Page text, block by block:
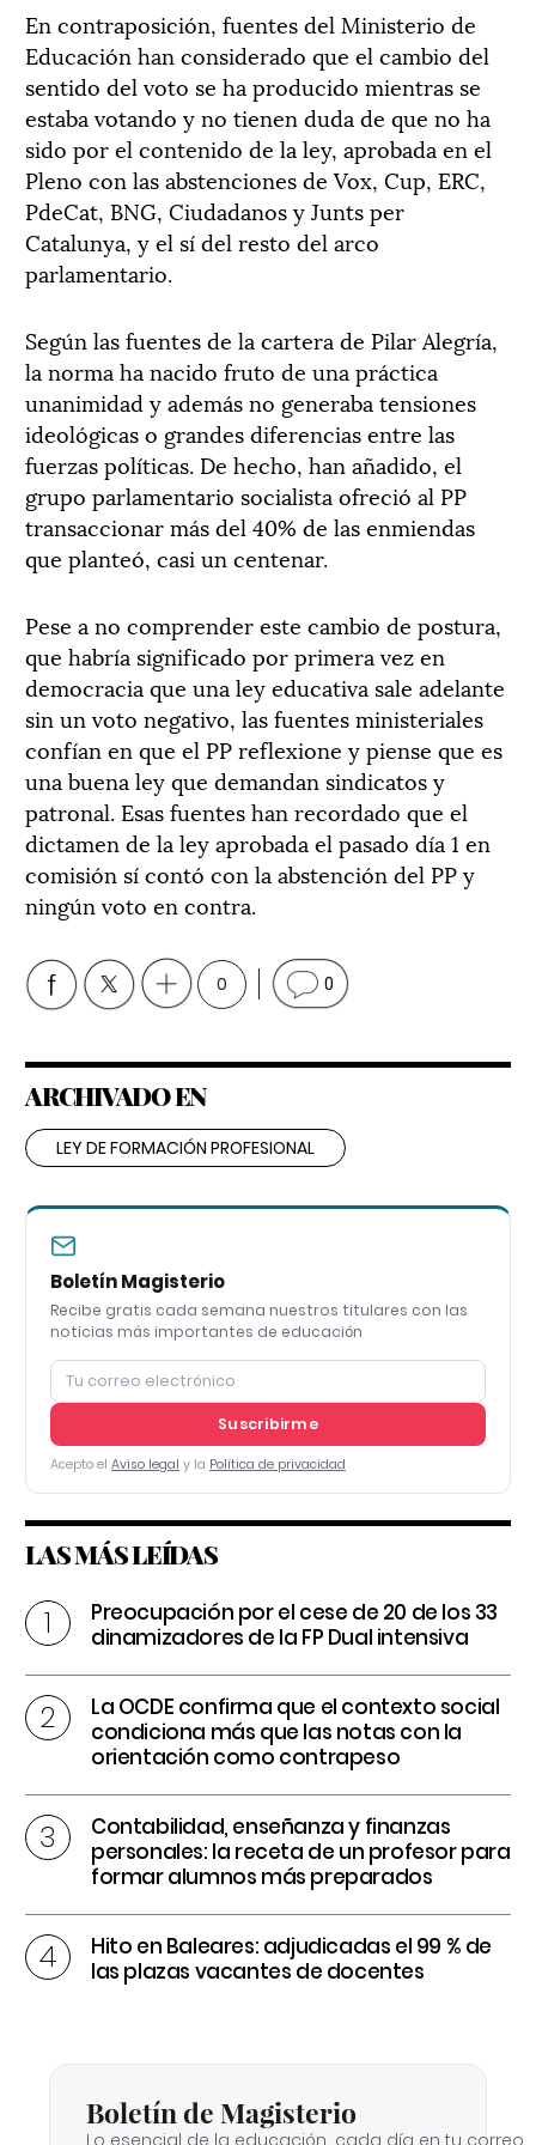
En contraposición, fuentes del Ministerio de
Educación han considerado que el cambio del
sentido del voto se ha producido mientras se
estaba votando y no tienen duda de que no ha
sido por el contenido de la ley, aprobada en el
Pleno con las abstenciones de Vox, Cup, ERC,
PdeCat, BNG, Ciudadanos y Junts per
Catalunya, y el sí del resto del arco
parlamentario.
Según las fuentes de la cartera de Pilar Alegría,
la norma ha nacido fruto de una práctica
unanimidad y además no generaba tensiones
ideológicas o grandes diferencias entre las
fuerzas políticas. De hecho, han añadido, el
grupo parlamentario socialista ofreció al PP
transaccionar más del 40% de las enmiendas
que planteó, casi un centenar.
Pese a no comprender este cambio de postura,
que habría significado por primera vez en
democracia que una ley educativa sale adelante
sin un voto negativo, las fuentes ministeriales
confían en que el PP reflexione y piense que es
una buena ley que demandan sindicatos y
patronal. Esas fuentes han recordado que el
dictamen de la ley aprobada el pasado día 1 en
comisión sí contó con la abstención del PP y
ningún voto en contra.
0 0
ARCHIVADO EN
LEY DE FORMACIÓN PROFESIONAL
Boletín Magisterio
Recibe gratis cada semana nuestros titulares con las
noticias más importantes de educación
Suscribirme
Acepto el Aviso legal y la Política de privacidad
LAS MÁS LEÍDAS
Preocupación por el cese de 20 de los 33
dinamizadores de la FP Dual intensiva
La OCDE confirma que el contexto social
condiciona más que las notas con la
orientación como contrapeso
Contabilidad, enseñanza y finanzas
personales: la receta de un profesor para
formar alumnos más preparados
Hito en Baleares: adjudicadas el 99 % de
las plazas vacantes de docentes
Boletín de Magisterio
Lo esencial de la educación, cada día en tu correo.